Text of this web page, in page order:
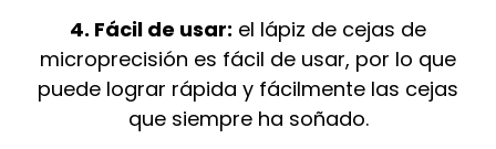
4. Fácil de usar: el lápiz de cejas de
microprecisión es fácil de usar, por lo que
puede lograr rápida y fácilmente las cejas
que siempre ha soñado.